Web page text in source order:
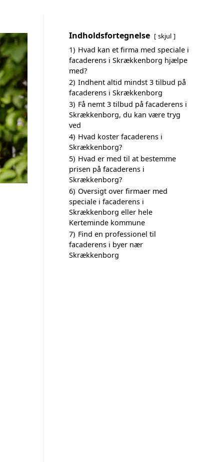
Indholdsfortegnelse skjul
1) Hvad kan et firma med speciale i
facaderens i Skrækkenborg hjælpe
med?
2) Indhent altid mindst 3 tilbud på
facaderens i Skrækkenborg
3) Få nemt 3 tilbud på facaderens i
Skrækkenborg, du kan være tryg
ved
4) Hvad koster facaderens i
Skrækkenborg?
5) Hvad er med til at bestemme
prisen på facaderens i
Skrækkenborg?
6) Oversigt over firmaer med
speciale i facaderens i
Skrækkenborg eller hele
Kerteminde kommune
7) Find en professionel til
facaderens i byer nær
Skrækkenborg